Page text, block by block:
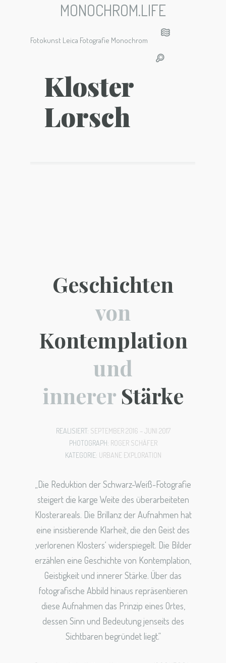
MONOCHROM.LIFE
Fotokunst Leica Fotografie Monochrom
Kloster
Lorsch
Geschichten
von
Kontemplation
und
innerer Stärke
REALISIERT: SEPTEMBER 2016 – JUNI 2017
PHOTOGRAPH: ROGER SCHÄFER
KATEGORIE: URBANE EXPLORATION
„Die Reduktion der Schwarz-Weiß-Fotografie
steigert die karge Weite des überarbeiteten
Klosterareals. Die Brillanz der Aufnahmen hat
eine insistierende Klarheit, die den Geist des
‚verlorenen Klosters‘ widerspiegelt. Die Bilder
erzählen eine Geschichte von Kontemplation,
Geistigkeit und innerer Stärke. Über das
fotografische Abbild hinaus repräsentieren
diese Aufnahmen das Prinzip eines Ortes,
dessen Sinn und Bedeutung jenseits des
Sichtbaren begründet liegt.“